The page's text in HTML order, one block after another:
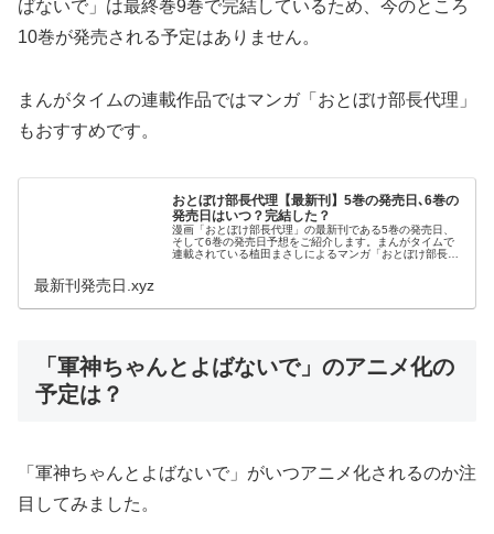
ばないで」は最終巻9巻で完結しているため、今のところ
10巻が発売される予定はありません。
まんがタイムの連載作品ではマンガ「おとぼけ部長代理」
もおすすめです。
おとぼけ部長代理【最新刊】5巻の発売日､6巻の
発売日はいつ？完結した？
漫画「おとぼけ部長代理」の最新刊である5巻の発売日、
そして6巻の発売日予想をご紹介します。まんがタイムで
連載されている植田まさしによるマンガ「おとぼけ部長代
最新刊発売日.xyz
「軍神ちゃんとよばないで」のアニメ化の
予定は？
「軍神ちゃんとよばないで」がいつアニメ化されるのか注
目してみました。